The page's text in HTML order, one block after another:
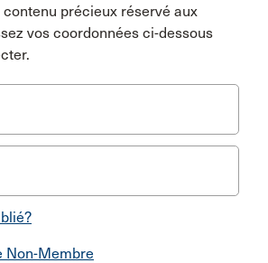
précieux réservé aux
vos coordonnées ci-dessous
Non-Membre